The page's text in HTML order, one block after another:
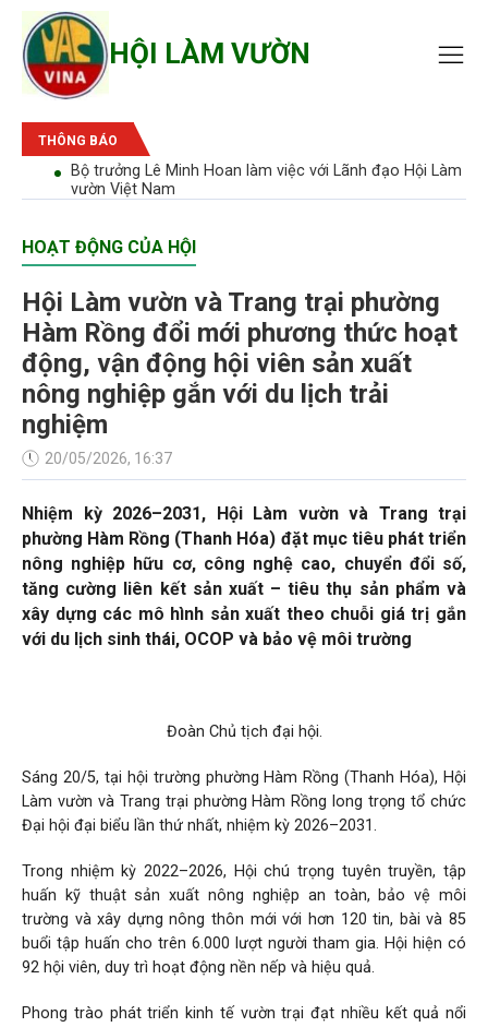
HỘI LÀM VƯỜN
THÔNG BÁO
Bộ trưởng Lê Minh Hoan làm việc với Lãnh đạo Hội Làm
vườn Việt Nam
HOẠT ĐỘNG CỦA HỘI
Hội Làm vườn và Trang trại phường
Hàm Rồng đổi mới phương thức hoạt
động, vận động hội viên sản xuất
nông nghiệp gắn với du lịch trải
nghiệm
20/05/2026, 16:37
Nhiệm kỳ 2026–2031, Hội Làm vườn và Trang trại
phường Hàm Rồng (Thanh Hóa) đặt mục tiêu phát triển
nông nghiệp hữu cơ, công nghệ cao, chuyển đổi số,
tăng cường liên kết sản xuất – tiêu thụ sản phẩm và
xây dựng các mô hình sản xuất theo chuỗi giá trị gắn
với du lịch sinh thái, OCOP và bảo vệ môi trường
Đoàn Chủ tịch đại hội.
Sáng 20/5, tại hội trường phường Hàm Rồng (Thanh Hóa), Hội
Làm vườn và Trang trại phường Hàm Rồng long trọng tổ chức
Đại hội đại biểu lần thứ nhất, nhiệm kỳ 2026–2031.
Trong nhiệm kỳ 2022–2026, Hội chú trọng tuyên truyền, tập
huấn kỹ thuật sản xuất nông nghiệp an toàn, bảo vệ môi
trường và xây dựng nông thôn mới với hơn 120 tin, bài và 85
buổi tập huấn cho trên 6.000 lượt người tham gia. Hội hiện có
92 hội viên, duy trì hoạt động nền nếp và hiệu quả.
Phong trào phát triển kinh tế vườn trại đạt nhiều kết quả nổi